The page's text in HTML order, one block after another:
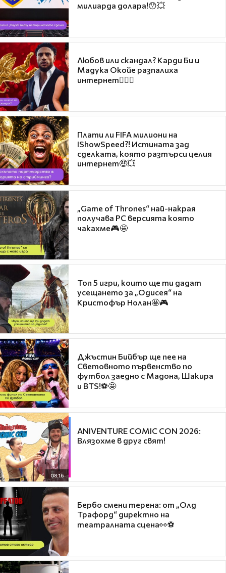
милиарда долара!😯💥
Любов или скандал? Карди Би и
Мадука Окойе разпалиха
интернет❤️‍🔥🔥
Плати ли FIFA милиони на
IShowSpeed?! Истината зад
сделката, която разтърси целия
интернет🤑💥
„Game of Thrones“ най-накрая
получава PC версията която
чакахме🎮🤩
Топ 5 игри, които ще ти дадат
усещането за „Одисея“ на
Кристофър Нолан🤩🎮
Джъстин Бийбър ще пее на
Световното първенство по
футбол заедно с Мадона, Шакира
и BTS!⚽🤩
08:16
ANIVENTURE COMIC CON 2026:
Влязохме в друг свят!
Бербо смени терена: от „Олд
Трафорд“ директно на
театралната сцена👀⚽